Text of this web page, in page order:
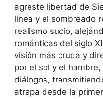
agreste libertad de
línea y el sombreado
realismo sucio,
románticas del siglo
visión más cruda y
por el sol y el
diálogos,
atrapa desde la